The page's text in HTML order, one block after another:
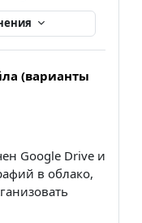
(варианты
Google Drive и
в облако,